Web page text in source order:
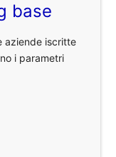
base
aziende iscritte
i parametri